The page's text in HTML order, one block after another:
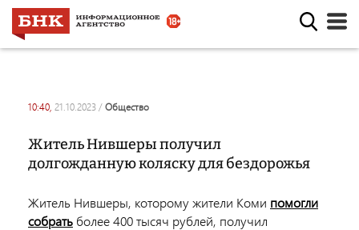
10:40, 21.10.2023 / общество
Житель Нившеры получил
долгожданную коляску для бездорожья
Житель Нившеры, которому жители Коми помогли
собрать более 400 тысяч рублей, получил